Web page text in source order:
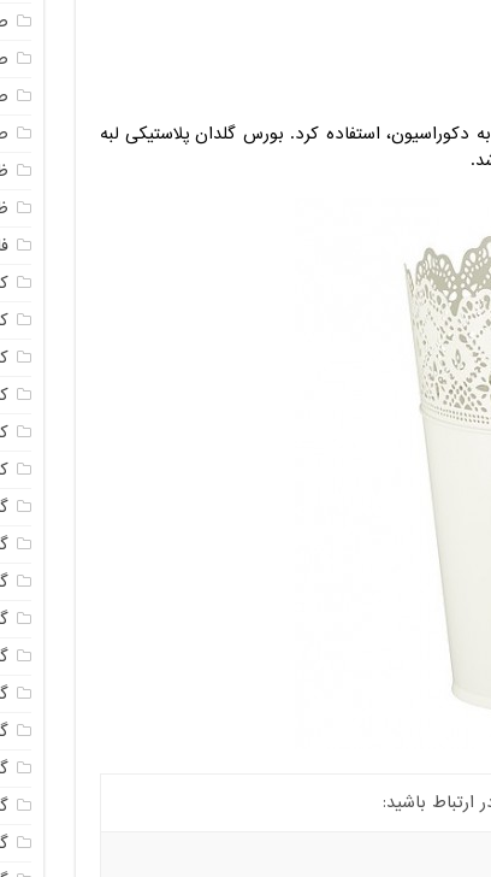
دکوراسیون، استفاده کرد. بورس گلدان پلاستیکی لبه
باشید: